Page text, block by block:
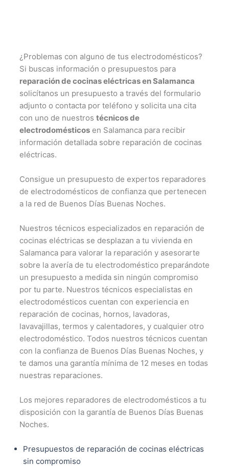
¿Problemas con alguno de tus electrodomésticos?
Si buscas información o presupuestos para
reparación de cocinas eléctricas en Salamanca
solicítanos un presupuesto a través del formulario
adjunto o contacta por teléfono y solicita una cita
con uno de nuestros técnicos de
electrodomésticosen Salamanca para recibir
información detallada sobre reparación de cocinas
eléctricas.
Consigue un presupuesto de expertos reparadores
de electrodomésticos de confianza que pertenecen
a la red de Buenos Días Buenas Noches.
Nuestros técnicos especializados en reparación de
cocinas eléctricas se desplazan a tu vivienda en
Salamanca para valorar la reparación y asesorarte
sobre la avería de tu electrodoméstico preparándote
un presupuesto a medida sin ningún compromiso
por tu parte. Nuestros técnicos especialistas en
electrodomésticos cuentan con experiencia en
reparación de cocinas, hornos, lavadoras,
lavavajillas, termos y calentadores, y cualquier otro
electrodoméstico. Todos nuestros técnicos cuentan
con la confianza de Buenos Días Buenas Noches, y
te damos una garantía mínima de 12 meses en todas
nuestras reparaciones.
Los mejores reparadores de electrodomésticos a tu
disposición con la garantía de Buenos Días Buenas
Noches.
Presupuestos de reparación de cocinas eléctricas
sin compromiso